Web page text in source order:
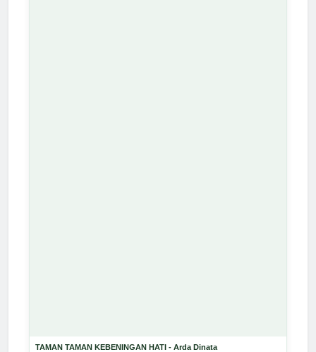
TAMAN TAMAN KEBENINGAN HATI - Arda Dinata